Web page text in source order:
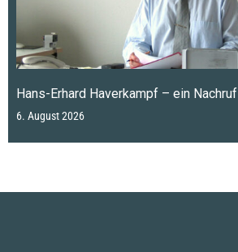
Hans-Erhard Haverkampf – ein Nachruf
6. August 2026